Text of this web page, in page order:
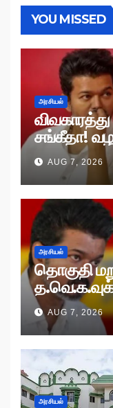
YOU MISSED
அரசியல்
சங்கீதா!
AUG 7, 2026
அரசியல்
தொகுதி
AUG 7, 2026
அரசியல்